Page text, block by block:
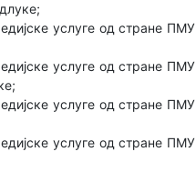
услуге од стране ПМУ
услуге од стране ПМУ
услуге од стране ПМУ
услуге од стране ПМУ